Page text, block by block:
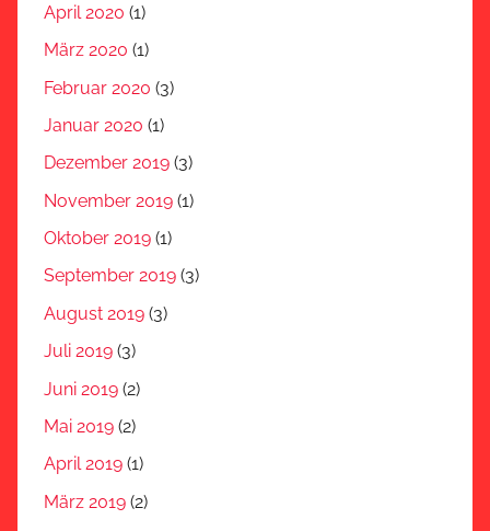
April 2020 (1)
März 2020 (1)
Februar 2020 (3)
Januar 2020 (1)
Dezember 2019 (3)
November 2019 (1)
Oktober 2019 (1)
September 2019 (3)
August 2019 (3)
Juli 2019 (3)
Juni 2019 (2)
Mai 2019 (2)
April 2019 (1)
März 2019 (2)